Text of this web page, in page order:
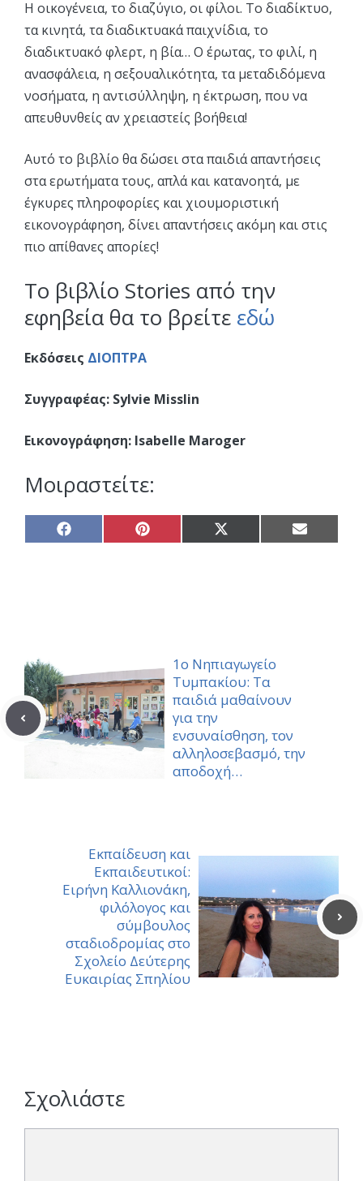
Η οικογένεια, το διαζύγιο, οι φίλοι. Το διαδίκτυο,
τα κινητά, τα διαδικτυακά παιχνίδια, το
διαδικτυακό φλερτ, η βία… Ο έρωτας, το φιλί, η
ανασφάλεια, η σεξουαλικότητα, τα μεταδιδόμενα
νοσήματα, η αντισύλληψη, η έκτρωση, που να
απευθυνθείς αν χρειαστείς βοήθεια!
Αυτό το βιβλίο θα δώσει στα παιδιά απαντήσεις
στα ερωτήματα τους, απλά και κατανοητά, με
έγκυρες πληροφορίες και χιουμοριστική
εικονογράφηση, δίνει απαντήσεις ακόμη και στις
πιο απίθανες απορίες!
Το βιβλίο Stories από την
εφηβεία θα το βρείτε εδώ
Εκδόσεις ΔΙΟΠΤΡΑ
Συγγραφέας: Sylvie Misslin
Εικονογράφηση: Isabelle Maroger
Μοιραστείτε:
Share
on
Share
on
Share
on
Share
on
1ο Νηπιαγωγείο
Τυμπακίου: Τα
παιδιά μαθαίνουν
για την
ενσυναίσθηση, τον
αλληλοσεβασμό, την
αποδοχή…
Εκπαίδευση και
Εκπαιδευτικοί:
Ειρήνη Καλλιονάκη,
φιλόλογος και
σύμβουλος
σταδιοδρομίας στο
Σχολείο Δεύτερης
Ευκαιρίας Σπηλίου
Σχολιάστε